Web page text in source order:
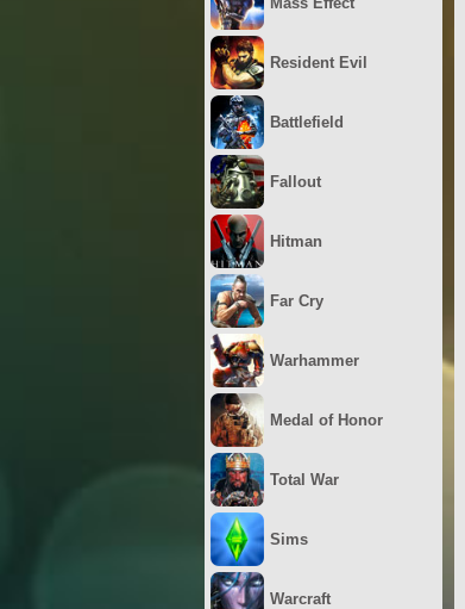
Resident Evil
Battlefield
Fallout
Hitman
Far Cry
Warhammer
Medal of Honor
Total War
Sims
Warcraft